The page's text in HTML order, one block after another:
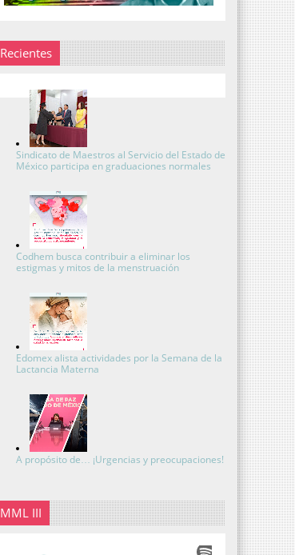
Recientes
Sindicato de Maestros al Servicio del Estado de
México participa en graduaciones normales
Codhem busca contribuir a eliminar los
estigmas y mitos de la menstruación
Edomex alista actividades por la Semana de la
Lactancia Materna
A propósito de… ¡Urgencias y preocupaciones!
MML III